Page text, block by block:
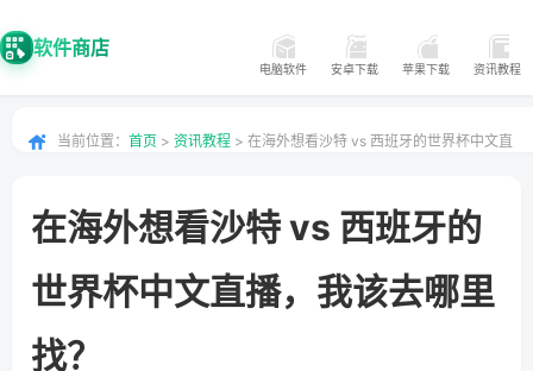
软件商店
电脑软件 安卓下载 苹果下载 资讯教程
当前位置： 首页 > 资讯教程 > 在海外想看沙特 vs 西班牙的世界杯中文直
在海外想看沙特 vs 西班牙的
世界杯中文直播，我该去哪里
找？